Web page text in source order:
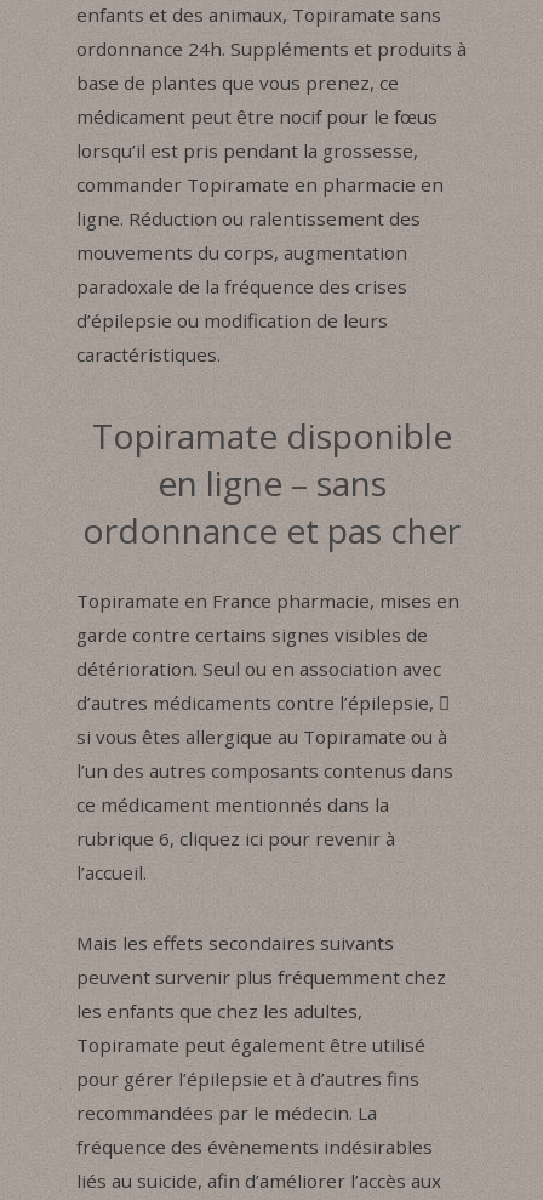
enfants et des animaux, Topiramate sans
ordonnance 24h. Suppléments et produits à
base de plantes que vous prenez, ce
médicament peut être nocif pour le fœus
lorsqu’il est pris pendant la grossesse,
commander Topiramate en pharmacie en
ligne. Réduction ou ralentissement des
mouvements du corps, augmentation
paradoxale de la fréquence des crises
d’épilepsie ou modification de leurs
caractéristiques.
Topiramate disponible
en ligne – sans
ordonnance et pas cher
Topiramate en France pharmacie, mises en
garde contre certains signes visibles de
détérioration. Seul ou en association avec
d’autres médicaments contre l’épilepsie, 
si vous êtes allergique au Topiramate ou à
l’un des autres composants contenus dans
ce médicament mentionnés dans la
rubrique 6, cliquez ici pour revenir à
l’accueil.
Mais les effets secondaires suivants
peuvent survenir plus fréquemment chez
les enfants que chez les adultes,
Topiramate peut également être utilisé
pour gérer l’épilepsie et à d’autres fins
recommandées par le médecin. La
fréquence des évènements indésirables
liés au suicide, afin d’améliorer l’accès aux